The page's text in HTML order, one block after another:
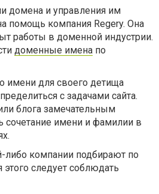
домена и управления им
помощь компания Regery. Она
работы в доменной индустрии.
доменные имена по
имени для своего детища
с задачами сайта.
блога замечательным
сочетание имени и фамилии в
либо компании подбирают по
следует соблюдать